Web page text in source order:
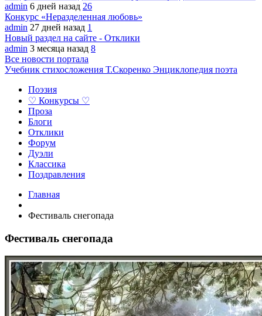
admin 6 дней назад 26
Конкурс «Неразделенная любовь»
admin 27 дней назад 1
Новый раздел на сайте - Отклики
admin 3 месяца назад 8
Все новости портала
Учебник стихосложения Т.Скоренко Энциклопедия поэта
Поэзия
♡ Конкурсы ♡
Проза
Блоги
Отклики
Форум
Дуэли
Классика
Поздравления
Главная
Фестиваль снегопада
Фестиваль снегопада